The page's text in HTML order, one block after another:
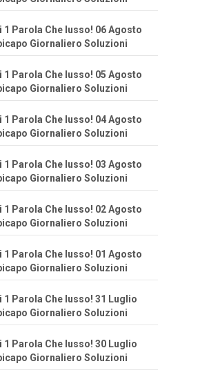
1 Parola Che lusso! 06 Agosto
Giornaliero Soluzioni
1 Parola Che lusso! 05 Agosto
Giornaliero Soluzioni
1 Parola Che lusso! 04 Agosto
Giornaliero Soluzioni
1 Parola Che lusso! 03 Agosto
Giornaliero Soluzioni
1 Parola Che lusso! 02 Agosto
Giornaliero Soluzioni
1 Parola Che lusso! 01 Agosto
Giornaliero Soluzioni
1 Parola Che lusso! 31 Luglio
Giornaliero Soluzioni
1 Parola Che lusso! 30 Luglio
Giornaliero Soluzioni